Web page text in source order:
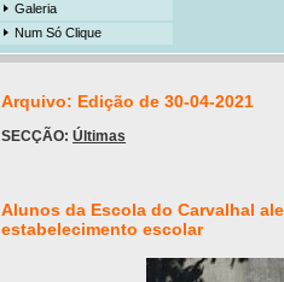
Galeria
Num Só Clique
Arquivo: Edição de 30-04-2021
SECÇÃO: Últimas
Alunos da Escola do Carvalhal
estabelecimento escolar